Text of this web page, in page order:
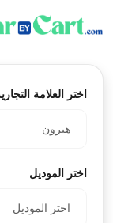
اختر العلامة
هيرون
اختر الموديل
اختر الموديل